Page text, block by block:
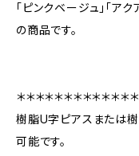
「ピンクベージュ」「ア
の商品です。
＊＊＊＊＊＊＊＊＊＊＊＊
樹脂U字ピアスまたは樹
可能です。